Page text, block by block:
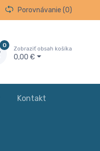
Porovnávanie (0)
0
Zobraziť obsah košíka
0,00 €
Kontakt